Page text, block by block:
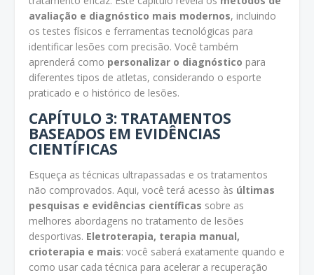
avaliação e diagnóstico mais modernos, incluindo
os testes físicos e ferramentas tecnológicas para
identificar lesões com precisão. Você também
aprenderá como personalizar o diagnóstico para
diferentes tipos de atletas, considerando o esporte
praticado e o histórico de lesões.
CAPÍTULO 3: TRATAMENTOS
BASEADOS EM EVIDÊNCIAS
CIENTÍFICAS
Esqueça as técnicas ultrapassadas e os tratamentos
não comprovados. Aqui, você terá acesso às últimas
pesquisas e evidências científicas sobre as
melhores abordagens no tratamento de lesões
desportivas. Eletroterapia, terapia manual,
crioterapia e mais: você saberá exatamente quando e
como usar cada técnica para acelerar a recuperação